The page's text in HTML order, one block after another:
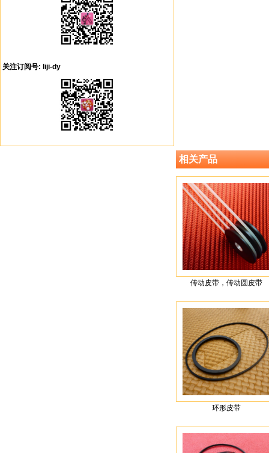
关注订阅号: liji-dy
相关产品
传动皮带，传动圆皮带
环形皮带